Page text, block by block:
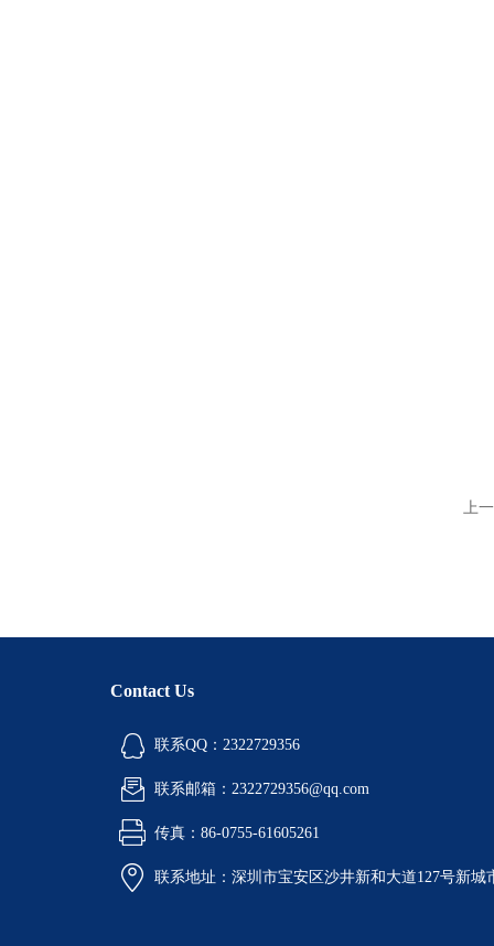
上
Contact Us
联系QQ：2322729356
联系邮箱：2322729356@qq.com
传真：86-0755-61605261
联系地址：深圳市宝安区沙井新和大道127号新城